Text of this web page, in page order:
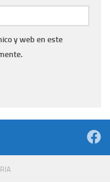
y web en este